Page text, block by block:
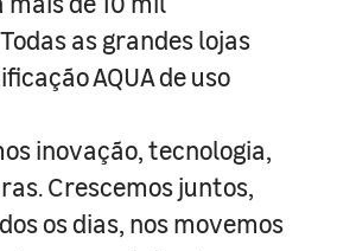
as grandes lojas
AQUA de uso
inovação, tecnologia,
Crescemos juntos,
os dias, nos movemos